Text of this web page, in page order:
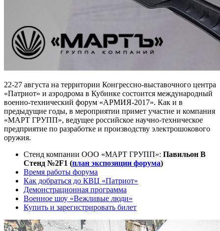
22-27 августа на территории Конгрессно-выставочного центра
«Патриот» и аэродрома в Кубинке состоится международный
военно-технический форум «АРМИЯ-2017». Как и в
предыдущие годы, в мероприятии примет участие и компания
«МАРТ ГРУПП», ведущее российское научно-техническое
предприятие по разработке и производству электрошокового
оружия.
Стенд компании ООО «МАРТ ГРУПП»: Павильон B
Стенд №2F1 (план экспозиции форума)
Время работы форума
Как добраться до КВЦ «Патриот»
Демонстрационная программа
Военное шоу «Вежливые люди»
Купить и зарегистрировать билет